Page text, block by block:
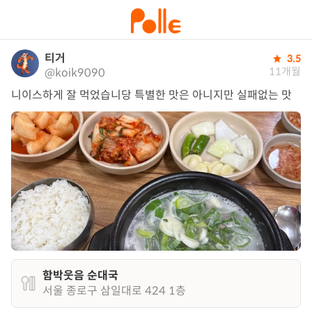
티거
@koik9090
3.5
11개월
니이스하게 잘 먹었습니당 특별한 맛은 아니지만 실패없는 맛
함박웃음 순대국
서울 종로구 삼일대로 424 1층